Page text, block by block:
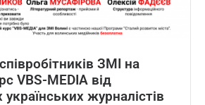
ЗМІ на
VBS-MEDIA від
журналістів